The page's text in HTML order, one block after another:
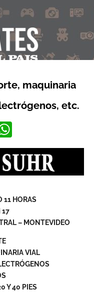
maquinaria
etc.
11 HORAS
17
– MONTEVIDEO
VIAL
Y 40 PIES